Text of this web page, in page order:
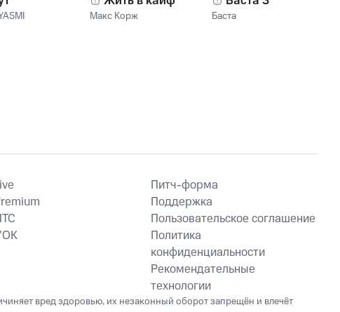
Макс Корж Баста
Питч-форма
Поддержка
Пользовательское соглашение
Политика
конфиденциальности
Рекомендательные
технологии
вред здоровью, их незаконный оборот запрещён и влечёт